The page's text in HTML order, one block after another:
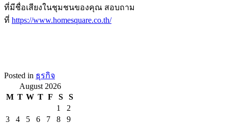
ที่มีชื่อเสียงในชุมชนของคุณ สอบถาม
ที่ https://www.homesquare.co.th/
Posted in ธุรกิจ
August 2026
M T W T F S
S
1
2
3
4 5 6 7 8
9